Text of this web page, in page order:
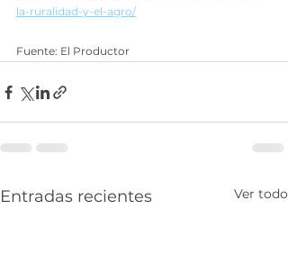
la-ruralidad-y-el-agro/
Fuente: El Productor
Entradas recientes Ver todo